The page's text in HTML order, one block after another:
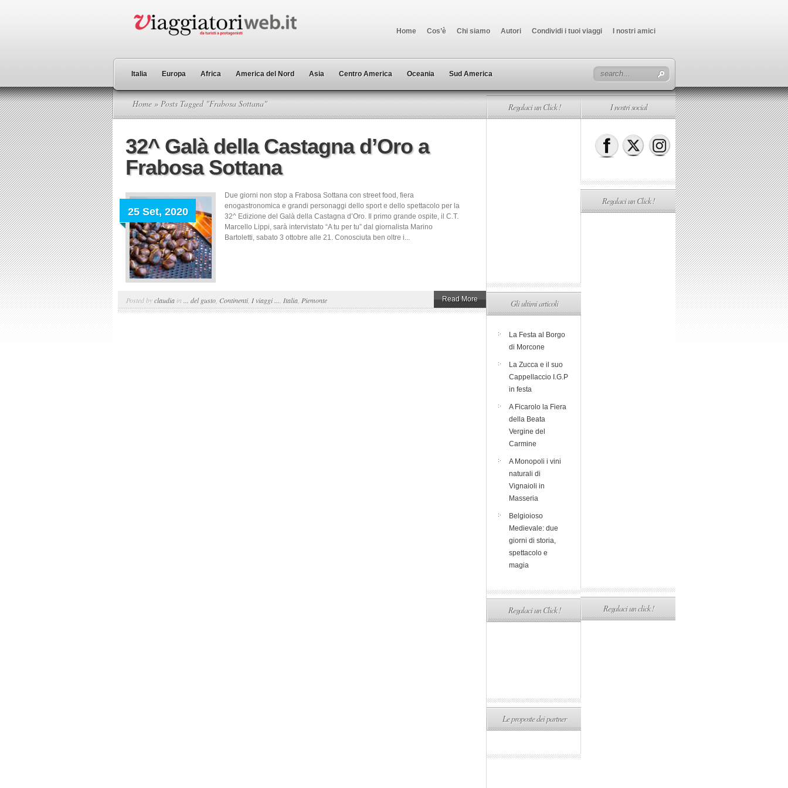
Home Cos’è Chi siamo Autori Condividi i tuoi viaggi I nostri amici
Italia Europa Africa America del Nord Asia Centro America Oceania Sud America
Home » Posts Tagged "Frabosa Sottana"
32^ Galà della Castagna d’Oro a
Frabosa Sottana
25 Set, 2020
Due giorni non stop a Frabosa Sottana con street food, fiera
enogastronomica e grandi personaggi dello sport e dello spettacolo per la
32^ Edizione del Galà della Castagna d’Oro. Il primo grande ospite, il C.T.
Marcello Lippi, sarà intervistato “A tu per tu” dal giornalista Marino
Bartoletti, sabato 3 ottobre alle 21. Conosciuta ben oltre i...
Posted byclaudia in ... del gusto Continenti, I viaggi ... Italia Piemonte Read More
Regalaci un Click !
Gli ultimi articoli
La Festa al Borgo
di Morcone
La Zucca e il suo
Cappellaccio I.G.P
in festa
A Ficarolo la Fiera
della Beata
Vergine del
Carmine
A Monopoli i vini
naturali di
Vignaioli in
Masseria
Belgioioso
Medievale: due
giorni di storia,
spettacolo e
magia
Regalaci un Click !
Le proposte dei partner
I nostri social
Regalaci un Click !
Regalaci un click !